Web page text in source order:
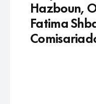
Hazboun,
Fatima